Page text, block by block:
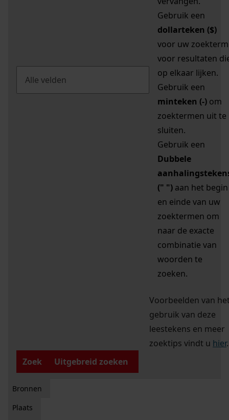
Gebruik een
dollarteken ($)
voor uw zoekterm
voor resultaten
op elkaar lijken.
Gebruik een
minteken (-) om
zoektermen uit te
sluiten.
Gebruik een
Dubbele
(" ") aan het begin
en einde van uw
zoektermen om
naar de exacte
combinatie van
woorden te
zoeken.
Voorbeelden van
gebruik van deze
leestekens en meer
zoektips vindt u hier.
Zoek
Uitgebreid zoeken
Bronnen
Plaats